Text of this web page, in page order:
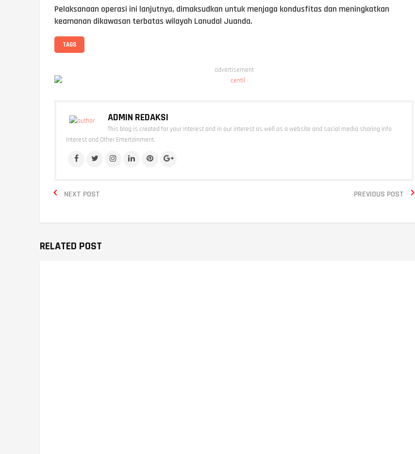
Pelaksanaan operasi ini lanjutnya, dimaksudkan untuk menjaga kondusfitas dan meningkatkan
keamanan dikawasan terbatas wilayah Lanudal Juanda.
TAGS
advertisement
ADMIN REDAKSI
This blog is created for your interest and in our interest as well as a website and social media sharing info
Interest and Other Entertainment.
NEXT POST
 PREVIOUS POST 
RELATED POST